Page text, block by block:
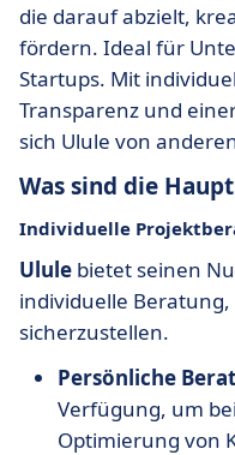
die darauf abzielt,
fördern. Ideal für
Startups. Mit
Transparenz und
sich Ulule von
Was sind die
Individuelle
Ulule bietet seinen
individuelle
sicherzustellen.
Persönliche
Verfügung, um
Optimierung von